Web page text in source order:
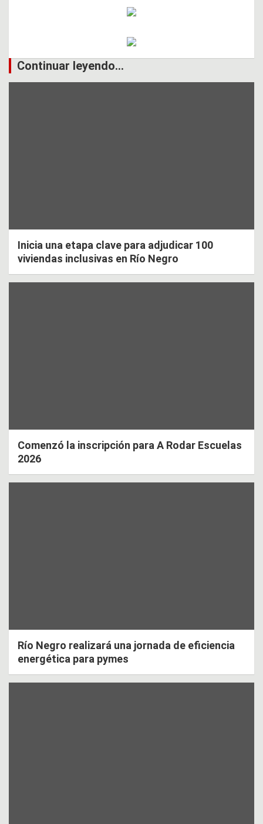
Continuar leyendo...
Inicia una etapa clave para adjudicar 100
viviendas inclusivas en Río Negro
Comenzó la inscripción para A Rodar Escuelas
2026
Río Negro realizará una jornada de eficiencia
energética para pymes